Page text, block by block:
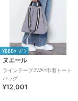
¥888ｸｰﾎﾟﾝ
ヌエール
ラインテープ2WAY巾着トート
バッグ
¥12,001